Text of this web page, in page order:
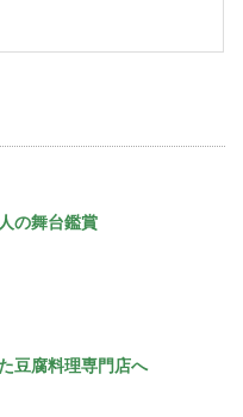
の舞台鑑賞
豆腐料理専門店へ